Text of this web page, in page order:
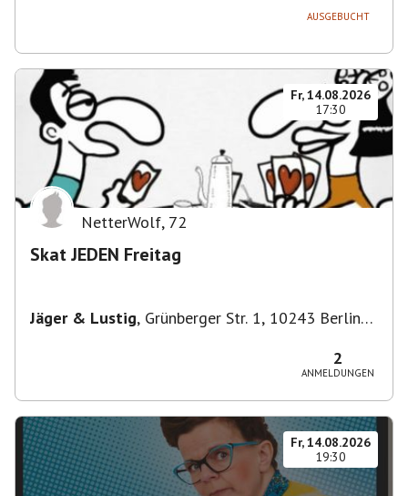
AUSGEBUCHT
Fr, 14.08.2026
17:30
NetterWolf, 72
Skat JEDEN Freitag
Jäger & Lustig, Grünberger Str. 1, 10243 Berlin-
2
ANMELDUNGEN
Fr, 14.08.2026
19:30